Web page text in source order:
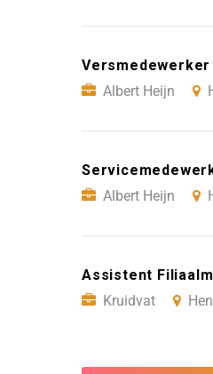
Albert Heijn
Albert Heijn
Assistent
Kruidvat